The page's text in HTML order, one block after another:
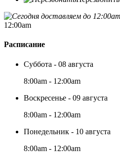
12:00am
Расписание
Суббота - 08 августа
8:00am - 12:00am
Воскресенье - 09 августа
8:00am - 12:00am
Понедельник - 10 августа
8:00am - 12:00am